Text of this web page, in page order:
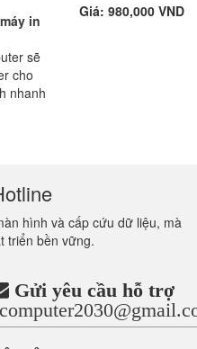
in
sẽ
cho
nhanh
Giá: 980,000 VND
hình và cấp cứu dữ liệu, mà
triển bền vững.
Gửi yêu cầu hỗ trợ